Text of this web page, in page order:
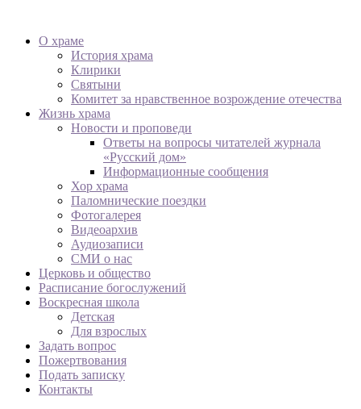
О храме
История храма
Клирики
Святыни
Комитет за нравственное возрождение отечества
Жизнь храма
Новости и проповеди
Ответы на вопросы читателей журнала
«Русский дом»
Информационные сообщения
Хор храма
Паломнические поездки
Фотогалерея
Видеоархив
Аудиозаписи
СМИ о нас
Церковь и общество
Расписание богослужений
Воскресная школа
Детская
Для взрослых
Задать вопрос
Пожертвования
Подать записку
Контакты